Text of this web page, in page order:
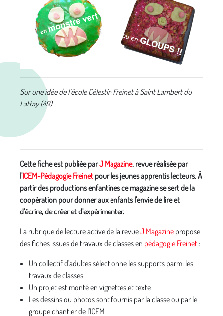
Sur une idée de l’école Célestin Freinet à Saint Lambert du
Lattay (49)
Cette fiche est publiée parJ Magazine, revue réalisée par
l'ICEM-Pédagogie Freinet pour les jeunes apprentis lecteurs. À
partir des productions enfantines ce magazine se sert de la
coopération pour donner aux enfants l'envie de lire et
d'écrire, de créer et d'expérimenter.
La rubrique de lecture active de la revueJ Magazine propose
des fiches issues de travaux de classes en pédagogie Freinet :
Un collectif d'adultes sélectionne les supports parmi les
travaux de classes
Un projet est monté en vignettes et texte
Les dessins ou photos sont fournis par la classe ou par le
groupe chantier de l'ICEM